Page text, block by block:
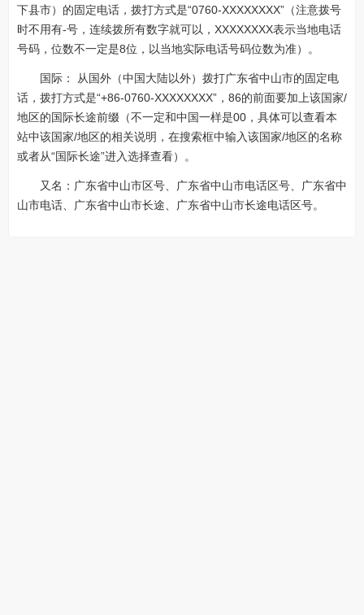
下县市）的固定电话，拨打方式是“0760-XXXXXXXX”（注意拨号
时不用有-号，连续拨所有数字就可以，XXXXXXXX表示当地电话
号码，位数不一定是8位，以当地实际电话号码位数为准）。
国际： 从国外（中国大陆以外）拨打广东省中山市的固定电
话，拨打方式是“+86-0760-XXXXXXXX”，86的前面要加上该国家/
地区的国际长途前缀（不一定和中国一样是00，具体可以查看本
站中该国家/地区的相关说明，在搜索框中输入该国家/地区的名称
或者从“国际长途”进入选择查看）。
又名：广东省中山市区号、广东省中山市电话区号、广东省中
山市电话、广东省中山市长途、广东省中山市长途电话区号。